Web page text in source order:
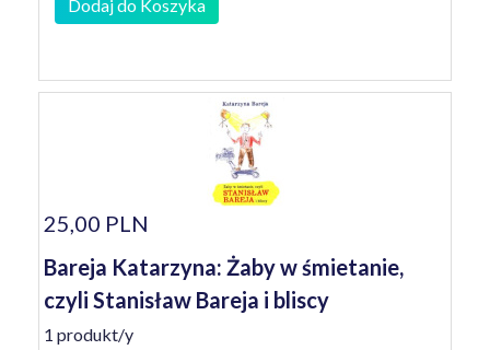
Dodaj do Koszyka
25,00 PLN
Bareja Katarzyna: Żaby w śmietanie,
czyli Stanisław Bareja i bliscy
1 produkt/y